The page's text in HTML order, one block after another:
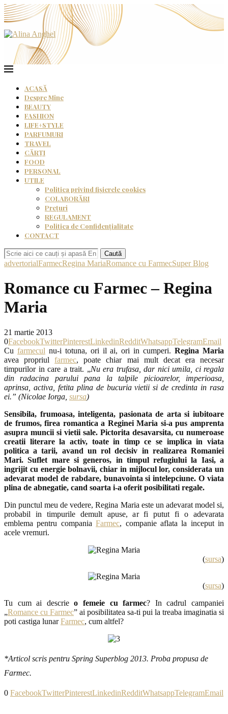
ACASĂ
Despre Mine
BEAUTY
FASHION
LIFE+STYLE
PARFUMURI
TRAVEL
CĂRȚI
FOOD
PERSONAL
UTILE
Politica privind fișierele cookies
COLABORĂRI
Prețuri
REGULAMENT
Politica de Confidențialitate
CONTACT
Caută
advertorialFarmecRegina MariaRomance cu FarmecSuper Blog
Romance cu Farmec – Regina
Maria
21 martie 2013
0FacebookTwitterPinterestLinkedinRedditWhatsappTelegramEmail
Cu farmecul nu-i totuna, ori il ai, ori in cumperi.Regina Maria
avea propriulfarmec, poate chiar mai mult decat era necesar
timpurilor in care a trait. „Nu era trufasa, dar nici umila, ci regala
din radacina parului pana la talpile picioarelor, imperioasa,
aprinsa, activa, fetita plina de bucuria vietii si de credinta in rasa
ei.” (Nicolae Iorga, sursa)
Sensibila, frumoasa, inteligenta, pasionata de arta si iubitoare
de frumos, firea romantica a Reginei Maria si-a pus amprenta
asupra muncii si vietii sale. Pictorita desavarsita, cu numeroase
creatii literare la activ, toate in timp ce se implica in viata
politica a tarii, avand un rol decisiv in realizarea Romaniei
Mari. Suflet mare si generos, in timpul refugiului la Iasi, a
ingrijit cu energie bolnavii, chiar in mijlocul lor, considerata un
adevarat model de rabdare, bunavointa si intelepciune. O viata
plina de abnegatie, cand soarta i-a oferit posibilitati regale.
Din punctul meu de vedere, Regina Maria este un adevarat model si,
probabil in timpurile demult apuse, ar fi putut fi o adevarata
emblema pentru companiaFarmec, companie aflata la inceput in
acele vremuri.
(sursa)
(sursa)
Tu cum ai descrieo femeie cu farmec? In cadrul campaniei
„Romance cu Farmec” ai posibilitatea sa-ti pui la treaba imaginatia si
poti castiga lunarFarmec, cum altfel?
*Articol scris pentru Spring Superblog 2013. Proba propusa de
Farmec.
0 FacebookTwitterPinterestLinkedinRedditWhatsappTelegramEmail